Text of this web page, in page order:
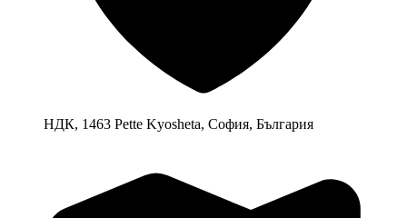
НДК, 1463 Pette Kyosheta, София, България